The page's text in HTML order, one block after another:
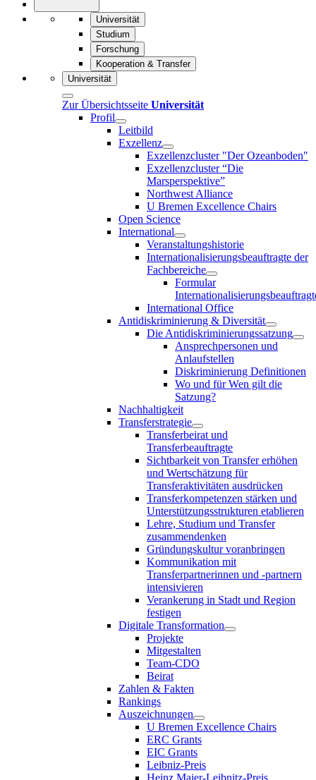
Universität
Studium
Forschung
Kooperation & Transfer
Universität
Zur Übersichtsseite Universität
Profil
Leitbild
Exzellenz
Exzellenzcluster "Der Ozeanboden"
Exzellenzcluster “Die
Marsperspektive”
Northwest Alliance
U Bremen Excellence Chairs
Open Science
International
Veranstaltungshistorie
Internationalisierungsbeauftragte der
Fachbereiche
Formular
International Office
Antidiskriminierung & Diversität
Die Antidiskriminierungssatzung
Ansprechpersonen und
Anlaufstellen
Diskriminierung Definitionen
Wo und für Wen gilt die
Satzung?
Nachhaltigkeit
Transferstrategie
Transferbeirat und
Transferbeauftragte
Sichtbarkeit von Transfer erhöhen
und Wertschätzung für
Transferaktivitäten ausdrücken
Transferkompetenzen stärken und
Unterstützungsstrukturen etablieren
Lehre, Studium und Transfer
zusammendenken
Gründungskultur voranbringen
Kommunikation mit
Transferpartnerinnen und -partnern
intensivieren
Verankerung in Stadt und Region
festigen
Digitale Transformation
Projekte
Mitgestalten
Team-CDO
Beirat
Zahlen & Fakten
Rankings
Auszeichnungen
U Bremen Excellence Chairs
ERC Grants
EIC Grants
Leibniz-Preis
Heinz Maier-Leibnitz-Preis